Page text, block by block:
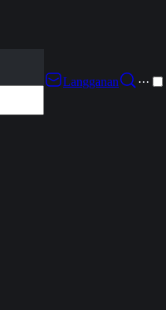
Langganan
···